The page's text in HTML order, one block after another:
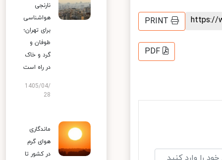
PRINT
PDF
نارنجی
هواشناسی
برای تهران؛
طوفان و
گرد و خاک
در راه است
1405/04/
28
ماندگاری
هوای گرم
در کشور تا